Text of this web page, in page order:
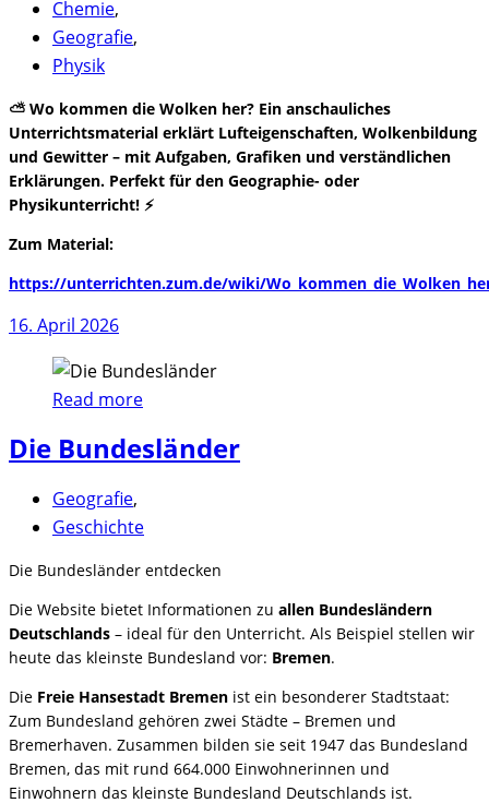
Chemie,
Geografie,
Physik
⛅ Wo kommen die Wolken her? Ein anschauliches
Unterrichtsmaterial erklärt Lufteigenschaften, Wolkenbildung
und Gewitter – mit Aufgaben, Grafiken und verständlichen
Erklärungen. Perfekt für den Geographie- oder
Physikunterricht! ⚡
Zum Material:
https://unterrichten.zum.de/wiki/
16. April 2026
Read more
Die Bundesländer
Geografie,
Geschichte
Die Bundesländer entdecken
Die Website bietet Informationen zu allen Bundesländern
Deutschlands – ideal für den Unterricht. Als Beispiel stellen wir
heute das kleinste Bundesland vor: Bremen.
Die Freie Hansestadt Bremen ist ein besonderer Stadtstaat:
Zum Bundesland gehören zwei Städte – Bremen und
Bremerhaven. Zusammen bilden sie seit 1947 das Bundesland
Bremen, das mit rund 664.000 Einwohnerinnen und
Einwohnern das kleinste Bundesland Deutschlands ist.